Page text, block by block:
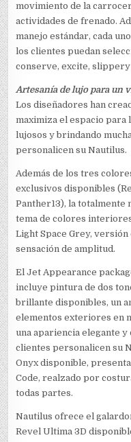
movimiento de la
actividades de frenado.
manejo estándar, cada
los clientes puedan
conserve, excite,
Artesanía de lujo para un
Los diseñadores han
maximiza el espacio para
lujosos y brindando
personalicen su Nautilus.
Además de los tres
exclusivos disponibles
Panther13), la totalmente
tema de colores
Light Space Grey,
sensación de amplitud.
El Jet Appearance
incluye pintura de dos
brillante disponibles, un
elementos exteriores en
una apariencia elegante
clientes personalicen su
Onyx disponible,
Code, realzado por
todas partes.
Nautilus ofrece el
Revel Ultima 3D